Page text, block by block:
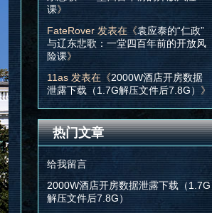
课》
FateRover发表在《袁应泰的“仁政”
与辽东悲歌：一堂四百年前的开放风
险课》
11as发表在《2000W酒店开房数据
泄露下载（1.7G解压文件后7.8G） 》
热门文章
给我留言
2000W酒店开房数据泄露下载（1.7G
解压文件后7.8G）